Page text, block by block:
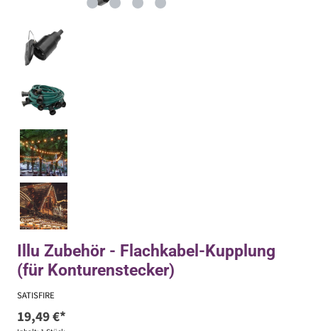
Illu Zubehör - Flachkabel-Kupplung
(für Konturenstecker)
SATISFIRE
19,49 €*